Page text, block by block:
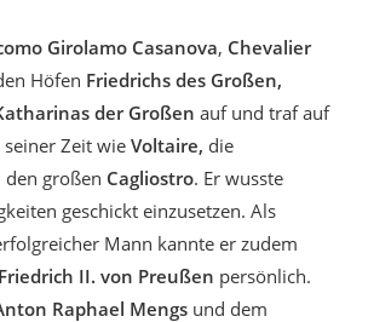
Girolamo Casanova, Chevalier
Höfen Friedrichs des Großen,
der Großen auf und traf auf
Zeit wie Voltaire, die
den großen Cagliostro. Er wusste
geschickt einzusetzen. Als
Mann kannte er zudem
Friedrich II. von Preußen persönlich.
Raphael Mengs und dem